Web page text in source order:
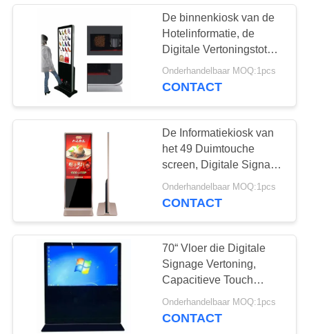
NIEUWS
VERZOEK
OM EEN
CITAAT
SITEMAP
PRIVACY
POLICY
buiten digital
signage
74
vrije bevindende
digitale signage
31
De binnenkiosk van de
Hotelinformatie, de
Digitale Vertoningstotem
van het 43
Duimwinkelcomplex
Onderhandelbaar MOQ:1pcs
CONTACT
De Informatiekiosk van
het 49 Duimtouche
screen, Digitale Signage
van Wifi met de Terminal
van Android OS
Onderhandelbaar MOQ:1pcs
CONTACT
70“ Vloer die Digitale
Signage Vertoning,
Capacitieve Touch
screentotem bevinden
zich
Onderhandelbaar MOQ:1pcs
CONTACT